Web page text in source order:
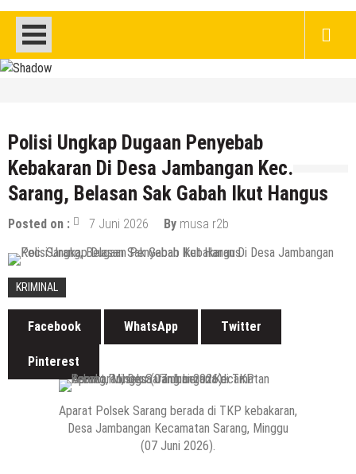
Ratusan Warganya Keracunan Diduga
Karena MBG
8 Agustus 2026 bymusa r2b
HEADLINE
Semakin Bertambah, Meluas Ke Keluarga
8 Agustus 2026 bymusa r2b
Kenapa Belum Boleh Digunakan,
Lapangan Standar Nasional Di Sekolah
Rakyat Rembang
7 Agustus 2026 bymusa r2b
Polisi Ungkap Dugaan Penyebab
Kebakaran Di Desa Jambangan Kec.
Sarang, Belasan Sak Gabah Ikut Hangus
Posted on : 7 Juni 2026 By musa r2b
KRIMINAL
Facebook WhatsApp Twitter
Pinterest
Aparat Polsek Sarang berada di TKP kebakaran,
Desa Jambangan Kecamatan Sarang, Minggu
(07 Juni 2026).